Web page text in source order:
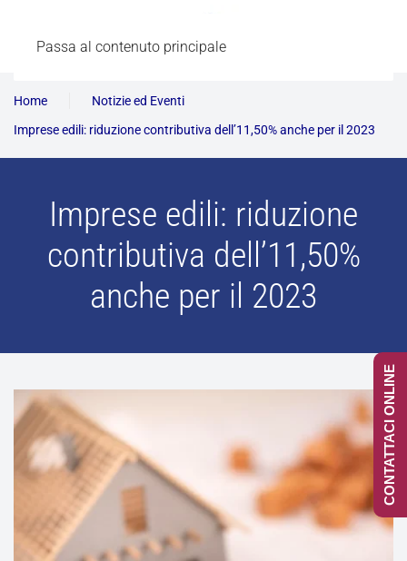
Passa al contenuto principale
Home
Notizie ed Eventi
Imprese edili: riduzione contributiva dell’11,50% anche per il 2023
Imprese edili: riduzione
contributiva dell’11,50%
anche per il 2023
CONTATTACI ONLINE